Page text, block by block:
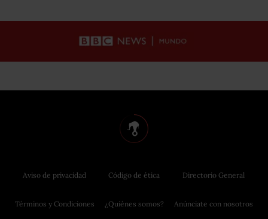
Aviso de privacidad
Términos y Condiciones
Código de ética
¿Quiénes somos?
Directorio General
Anúnciate con nosotros